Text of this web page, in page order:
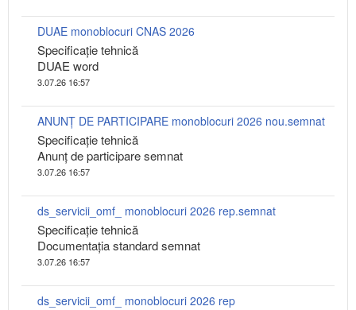
DUAE monoblocuri CNAS 2026
Specificaţie tehnică
DUAE word
3.07.26 16:57
ANUNȚ DE PARTICIPARE monoblocuri 2026 nou.semnat
Specificaţie tehnică
Anunţ de participare semnat
3.07.26 16:57
ds_servicii_omf_ monoblocuri 2026 rep.semnat
Specificaţie tehnică
Documentaţia standard semnat
3.07.26 16:57
ds_servicii_omf_ monoblocuri 2026 rep